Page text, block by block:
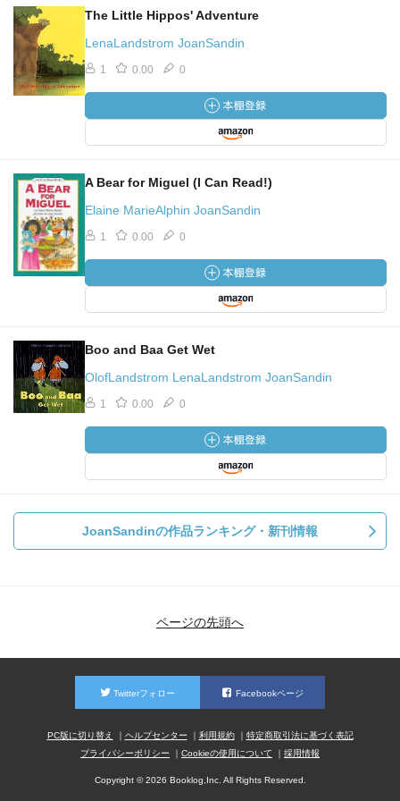
The Little Hippos' Adventure
LenaLandstrom JoanSandin
1 0.00 0
A Bear for Miguel (I Can Read!)
Elaine MarieAlphin JoanSandin
1 0.00 0
Boo and Baa Get Wet
OlofLandstrom LenaLandstrom JoanSandin
1 0.00 0
JoanSandinの作品ランキング・新刊情報
ページの先頭へ
Twitterフォロー Facebookページ
PC版に切り替え ヘルプセンター 利用規約
特定商取引法に基づく表記
プライバシーポリシー
Cookieの使用について 採用情報
Copyright © 2026 Booklog,Inc. All Rights Reserved.